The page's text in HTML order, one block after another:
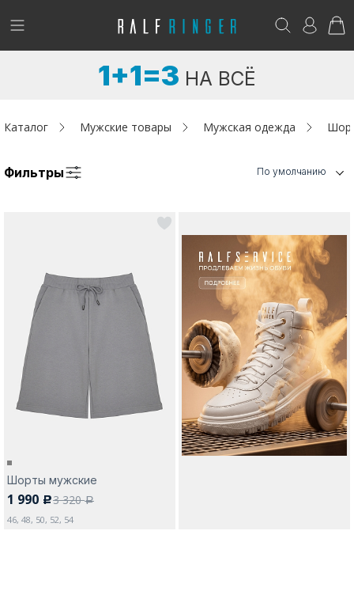
!
Женщинам
Аутлет
Акции / Новости
Адреса магазинов
Да, все верно
Возникли вопросы? - club@ralf.ru
1+1=3 НА ВСЁ
Каталог Мужские товары Мужская одежда
Фильтры По умолчанию
Шорты мужские
1 990 c3 320a
46, 48, 50, 52, 54